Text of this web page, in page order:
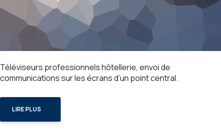
Téléviseurs professionnels hôtellerie, envoi de
communications sur les écrans d’un point central.
LIRE PLUS